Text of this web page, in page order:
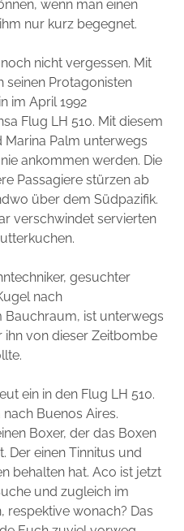
wenn man einen
nur kurz begegnet.
nicht vergessen. Mit
seinen Protagonisten
im April 1992
Flug LH 510. Mit diesem
Marina Palm unterwegs
ankommen werden. Die
Passagiere stürzen ab
über dem Südpazifik.
verschwindet servierten
gesuchter
nach
Bauchraum, ist unterwegs
ihn von dieser Zeitbombe
ein in den Flug LH 510.
Buenos Aires.
Boxer, der das Boxen
Der einen Tinnitus und
behalten hat. Aco ist jetzt
und zugleich im
respektive wonach? Das